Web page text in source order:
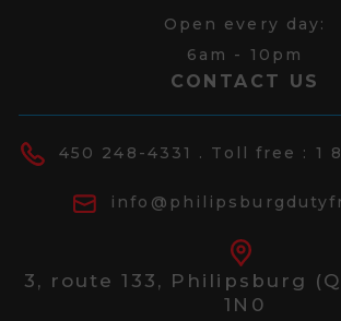
Open every day:
6am - 10pm
CONTACT US
450 248-4331 . Toll free : 1
3, route 133, Philipsburg
1N0